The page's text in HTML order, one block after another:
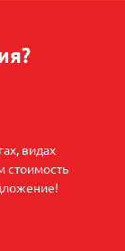
видах
стоимость